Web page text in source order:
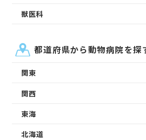
獣医科
都道府県から動物病院を探
関東
関西
東海
北海道